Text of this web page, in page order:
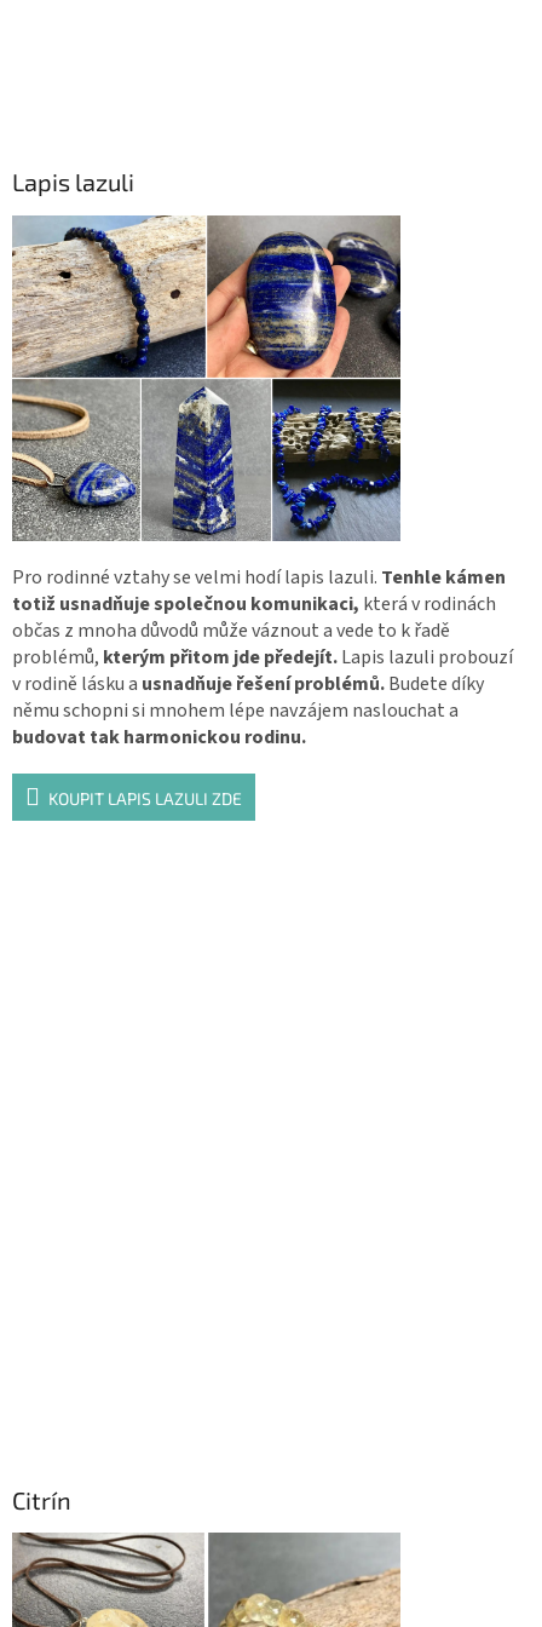
Lapis lazuli
Pro rodinné vztahy se velmi hodí lapis lazuli. Tenhle kámen
totiž usnadňuje společnou komunikaci, která v rodinách
občas z mnoha důvodů může váznout a vede to k řadě
problémů, kterým přitom jde předejít.Lapis lazuli probouzí
v rodině lásku a usnadňuje řešení problémů.Budete díky
němu schopni si mnohem lépe navzájem naslouchat a
budovat tak harmonickou rodinu.
KOUPIT LAPIS LAZULI ZDE
Citrín